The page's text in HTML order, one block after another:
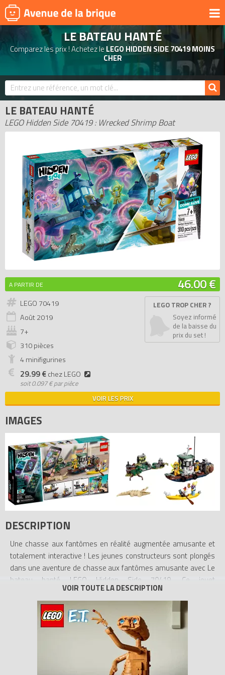
UNIVERS
PRODUITS DÉRIVÉS
NOUVEAUTÉS
LEGO 2026
BONS PLANS
ACTUALITÉS
ASSOCIATIONS DE FANS
EXPOSITIONS LEGO
LEGO LES PLUS CHERS
DERNIERS LEGO AJOUTÉS
LE BATEAU HANTÉ
Comparez les prix ! Achetez le LEGO HIDDEN SIDE 70419 MOINS
CHER
LE BATEAU HANTÉ
LEGO Hidden Side 70419 : Wrecked Shrimp Boat
A PARTIR DE 46.00 €
LEGO 70419
Août2019
7+
310 pièces
4 minifigurines
29.99 €chez LEGO
soit0.097 € par pièce
LEGO TROP CHER ?
Soyez informé
de la baisse du
prix du set !
VOIR LES PRIX
IMAGES
DESCRIPTION
Une chasse aux fantômes en réalité augmentée amusante et
totalement interactive ! Les jeunes constructeurs sont plongés
dans une aventure de chasse aux fantômes amusante avec Le
bateau hanté LEGO Hidden Side 70419. Ce jouet
fantasmagorique allie jeu physique et application digitale pour
proposer une expérience de jeu totalement interactive. Les
enfants peuvent télécharger l'application puis scanner leur
construction à l'aide d'un smartphone ou d'une tablette pour lui
faire prendre vie. Avec des mises à jour continues, un nouveau
chef fantôme à combattre, des mystères à résoudre, des objets
à trouver et des fantômes à capturer, ce jouet LEGO Hidden Side